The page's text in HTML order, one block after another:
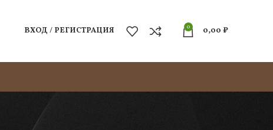
ВХОД / РЕГИСТРАЦИЯ 0 0,00 ₽